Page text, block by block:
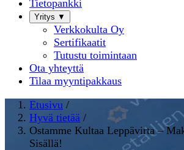
Tietopankki
Yritys ▼
Verkkokulta Oy
Sertifikaatit
Tutustu toimintaan
Ota yhteyttä
Tilaa myyntipakkaus
Etusivu /
Hyvä tietää /
Ostamme Kultaa Leppävirta –
Sisällä!